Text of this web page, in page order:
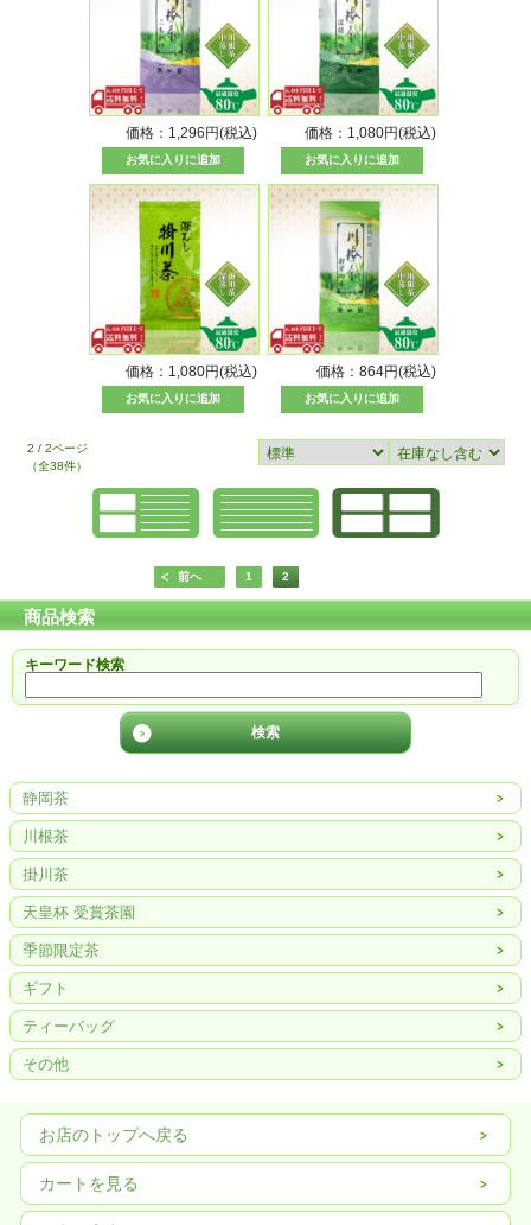
価格：1,296円(税込) 価格：1,080円(税込)
価格：1,080円(税込) 価格：864円(税込)
2 / 2ページ
（全38件）
前へ 1 2
商品検索
キーワード検索
静岡茶
川根茶
掛川茶
天皇杯 受賞茶園
季節限定茶
ギフト
ティーバッグ
その他
お店のトップへ戻る
カートを見る